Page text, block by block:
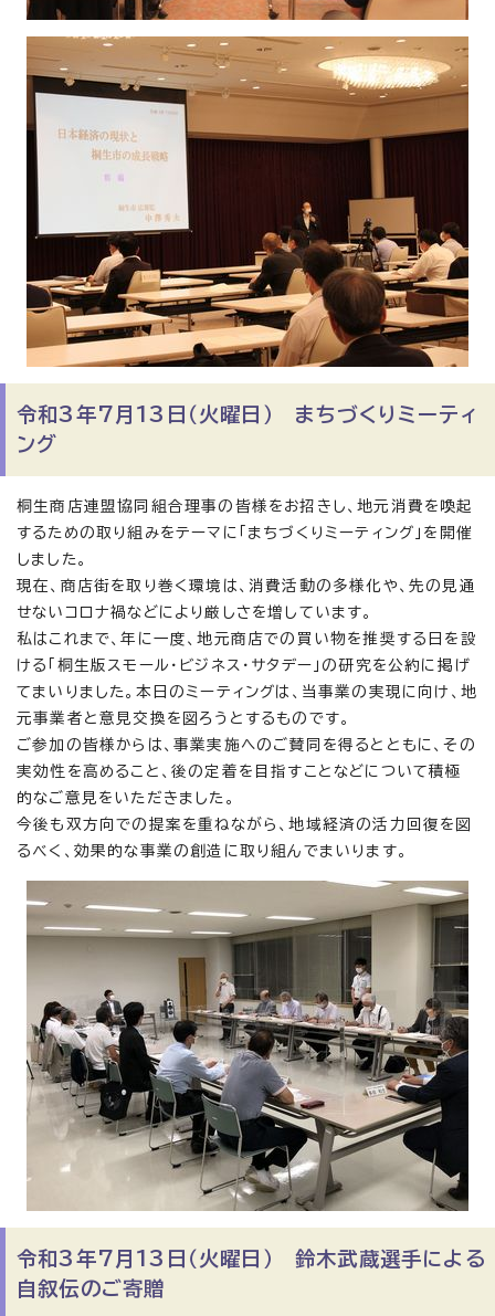
令和3年7月13日（火曜日） まちづくりミーティ
ング
桐生商店連盟協同組合理事の皆様をお招きし、地元消費を喚起
するための取り組みをテーマに「まちづくりミーティング」を開催
しました。
現在、商店街を取り巻く環境は、消費活動の多様化や、先の見通
せないコロナ禍などにより厳しさを増しています。
私はこれまで、年に一度、地元商店での買い物を推奨する日を設
ける「桐生版スモール・ビジネス・サタデー」の研究を公約に掲げ
てまいりました。本日のミーティングは、当事業の実現に向け、地
元事業者と意見交換を図ろうとするものです。
ご参加の皆様からは、事業実施へのご賛同を得るとともに、その
実効性を高めること、後の定着を目指すことなどについて積極
的なご意見をいただきました。
今後も双方向での提案を重ねながら、地域経済の活力回復を図
るべく、効果的な事業の創造に取り組んでまいります。
令和3年7月13日（火曜日） 鈴木武蔵選手による
自叙伝のご寄贈